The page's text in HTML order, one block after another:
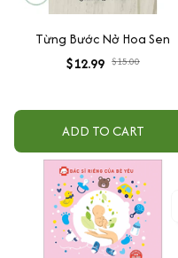
Từng Bước Nở Hoa Sen
$12.99 $15.00
ADD TO CART